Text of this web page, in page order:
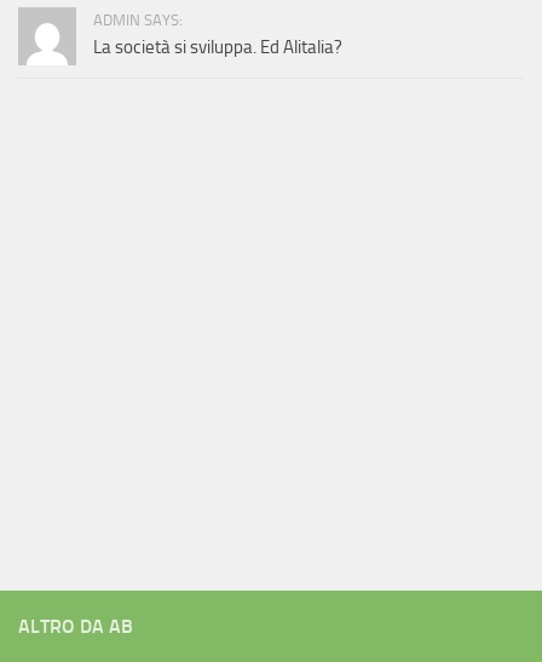
ADMIN SAYS:
La società si sviluppa. Ed Alitalia?
ALTRO DA AB